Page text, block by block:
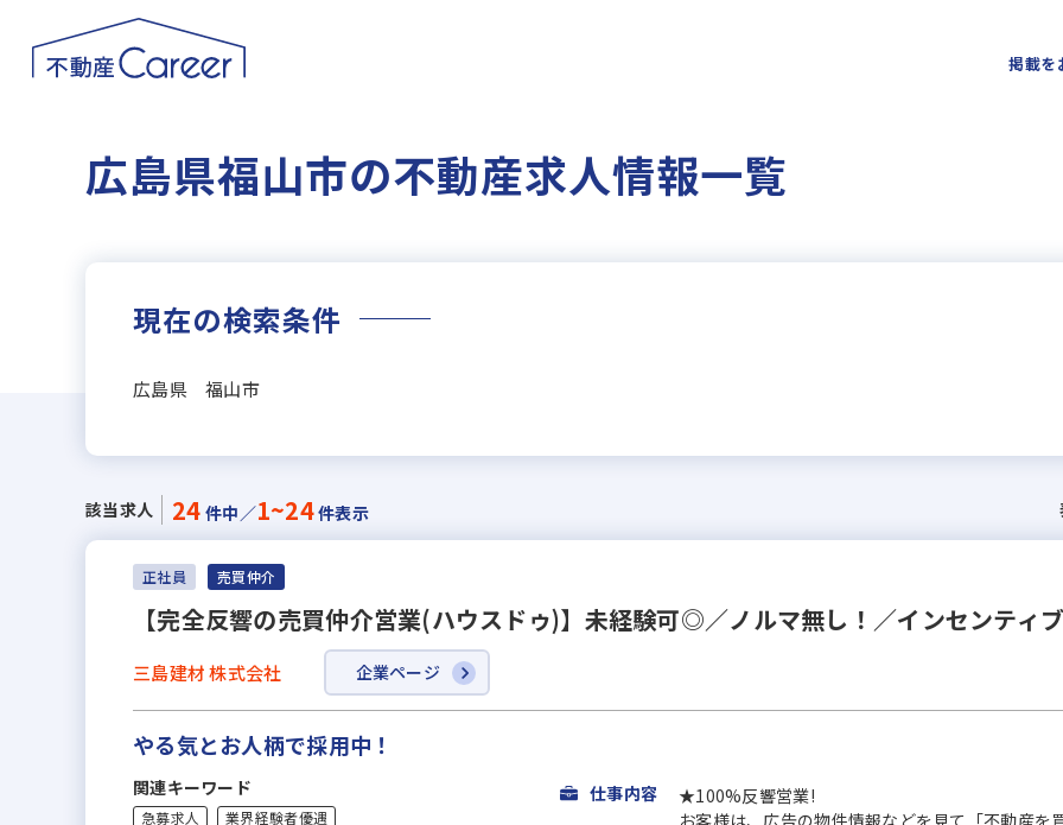
掲載を
広島県福山市の不動産求人情報一覧
現在の検索条件
広島県 福山市
該当求人 24 件中／1~24件表示
正社員 売買仲介
【完全反響の売買仲介営業(ハウスドゥ)】未経験可◎／ノルマ無し！／インセンティ
三島建材 株式会社 企業ページ
やる気とお人柄で採用中！
関連キーワード
急募求人
業界経験者優遇
仕事内容
★100%反響営業!
お客様は、広告の物件情報などを見て「不動産